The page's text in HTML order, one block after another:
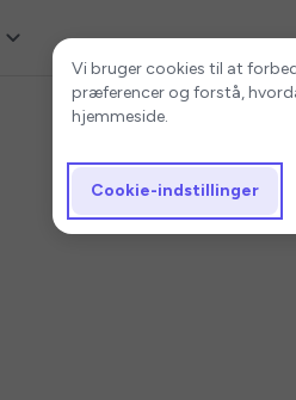
Cookie-
Vi bruger cookies til at
præferencer og forstå,
hjemmeside.
Cookie-indstillinger